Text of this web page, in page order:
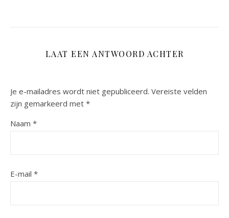
LAAT EEN ANTWOORD ACHTER
Je e-mailadres wordt niet gepubliceerd. Vereiste velden
zijn gemarkeerd met *
Naam *
E-mail *